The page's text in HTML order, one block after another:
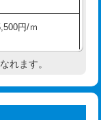
円
円
円
円
円
円
円/ｍ
調査
れます。